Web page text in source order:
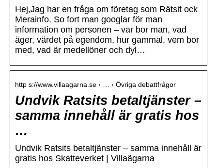
Hej,Jag har en fråga om företag som Rätsit ock
Merainfo. So fort man googlar för man
information om personen – var bor man, vad
äger, värdet på egendom, hur gammal, vem bor
med, vad är medellöner och dyl…
http s://www.villaagarna.se › … › Övriga debattfrågor
Undvik Ratsits betaltjänster –
samma innehåll är gratis hos
…
Undvik Ratsits betaltjänster – samma innehåll är
gratis hos Skatteverket | Villaägarna